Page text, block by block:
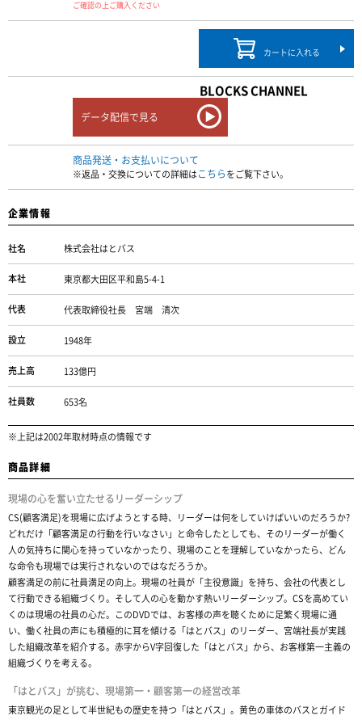
ご確認の上ご購入ください
カートに入れる
BLOCKS CHANNEL
データ配信で見る
商品発送・お支払いについて
※返品・交換についての詳細は こちら をご覧下さい。
企業情報
社名 株式会社はとバス
本社 東京都大田区平和島5-4-1
代表 代表取締役社長 宮端 清次
設立 1948年
売上高 133億円
社員数 653名
※上記は2002年取材時点の情報です
商品詳細
現場の心を奮い立たせるリーダーシップ
CS(顧客満足)を現場に広げようとする時、リーダーは何をしていけばいいのだろうか?
どれだけ「顧客満足の行動を行いなさい」と命令したとしても、そのリーダーが働く
人の気持ちに関心を持っていなかったり、現場のことを理解していなかったら、どん
な命令も現場では実行されないのではなだろうか。
顧客満足の前に社員満足の向上。現場の社員が「主役意識」を持ち、会社の代表とし
て行動できる組織づくり。そして人の心を動かす熱いリーダーシップ。CSを高めてい
くのは現場の社員の心だ。このDVDでは、お客様の声を聴くために足繁く現場に通
い、働く社員の声にも積極的に耳を傾ける「はとバス」のリーダー、宮端社長が実践
した組織改革を紹介する。赤字からV字回復した「はとバス」から、お客様第一主義の
組織づくりを考える。
「はとバス」が挑む、現場第一・顧客第一の経営改革
東京観光の足として半世紀もの歴史を持つ「はとバス」。黄色の車体のバスとガイド